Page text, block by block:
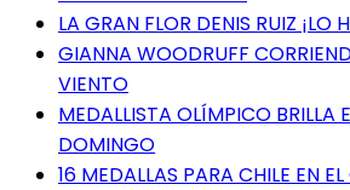
LA GRAN FLOR DENIS RUIZ ¡LO
GIANNA WOODRUFF
VIENTO
MEDALLISTA OLÍMPICO BRILLA
DOMINGO
16 MEDALLAS PARA CHILE EN